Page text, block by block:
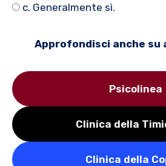
c. Generalmente sì.
Approfondisci anche
Psicolinea
Clinica della
Clinica della